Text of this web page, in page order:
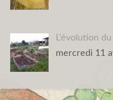
L’évolution
mercredi 11